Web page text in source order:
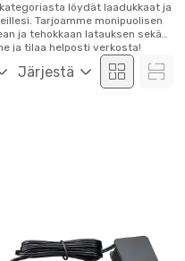
Järjestä
löydät laadukkaat ja
Tarjoamme monipuolisen
ja tehokkaan latauksen sekä
ja tilaa helposti verkosta!